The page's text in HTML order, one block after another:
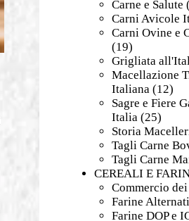
Carne e Salute
Carni Avicole
Carni Ovine e
(19)
Grigliata
Macellazione
Italiana (12)
Sagre e Fiere
Italia (25)
Storia
Tagli Carne
Tagli Carne
CEREALI E
Commercio
Farine
Farine DOP e